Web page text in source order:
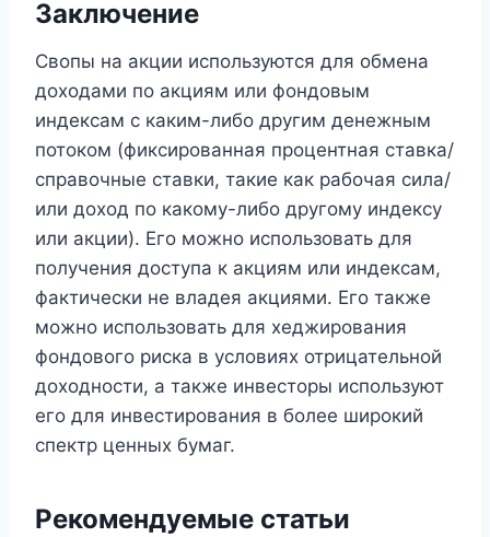
Заключение
Свопы на акции используются для обмена
доходами по акциям или фондовым
индексам с каким-либо другим денежным
потоком (фиксированная процентная ставка/
справочные ставки, такие как рабочая сила/
или доход по какому-либо другому индексу
или акции). Его можно использовать для
получения доступа к акциям или индексам,
фактически не владея акциями. Его также
можно использовать для хеджирования
фондового риска в условиях отрицательной
доходности, а также инвесторы используют
его для инвестирования в более широкий
спектр ценных бумаг.
Рекомендуемые статьи